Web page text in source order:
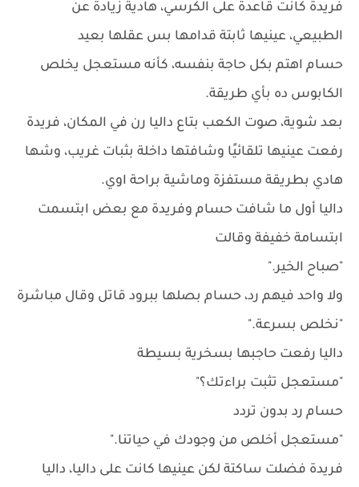
فريدة كانت قاعدة على الكرسي، هادية زيادة عن
الطبيعي، عينيها ثابتة قدامها بس عقلها بعيد
حسام اهتم بكل حاجة بنفسه، كأنه مستعجل يخلص
الكابوس ده بأي طريقة.
بعد شوية، صوت الكعب بتاع داليا رن في المكان، فريدة
رفعت عينيها تلقائيًا وشافتها داخلة بثبات غريب، وشها
هادي بطريقة مستفزة وماشية براحة اوي.
داليا أول ما شافت حسام وفريدة مع بعض ابتسمت
ابتسامة خفيفة وقالت
"صباح الخير."
ولا واحد فيهم رد، حسام بصلها ببرود قاتل وقال مباشرة
"نخلص بسرعة."
داليا رفعت حاجبها بسخرية بسيطة
"مستعجل تثبت براءتك؟"
حسام رد بدون تردد
"مستعجل أخلص من وجودك في حياتنا."
فريدة فضلت ساكتة لكن عينيها كانت على داليا، داليا